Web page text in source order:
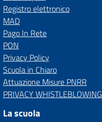
Registro elettronico
MAD
Pago In Rete
PON
Privacy Policy
Scuola in Chiaro
Attuazione Misure PNRR
PRIVACY WHISTLEBLOWING
La scuola